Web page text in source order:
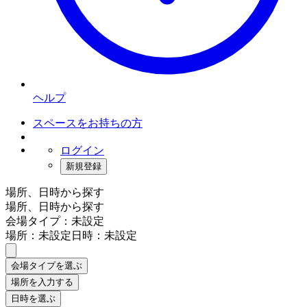
ヘルプ
スペースをお持ちの方
ログイン
新規登録
場所、日時から探す
場所、日時から探す
会場タイプ：未設定
場所：未設定日時：未設定
会場タイプを選ぶ
場所を入力する
日時を選ぶ